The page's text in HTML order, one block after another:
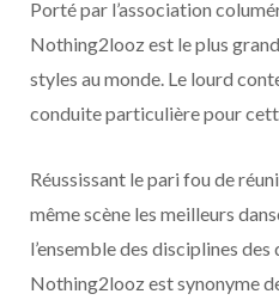
Porté par l’association
Nothing2looz est le plus
styles au monde. Le lourd
conduite particulière pour
Réussissant le pari fou de
même scène les meilleurs
l’ensemble des disciplines
Nothing2looz est synonyme